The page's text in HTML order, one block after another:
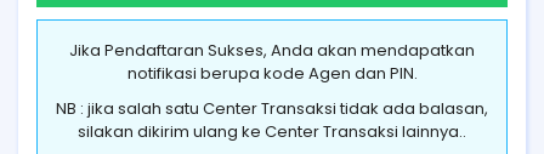
Jika Pendaftaran Sukses, Anda akan mendapatkan
notifikasi berupa kode Agen dan PIN.
NB : jika salah satu Center Transaksi tidak ada balasan,
silakan dikirim ulang ke Center Transaksi lainnya..